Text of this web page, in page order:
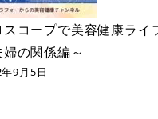
スコープで美容健康ライ
婦の関係編～
9月5日